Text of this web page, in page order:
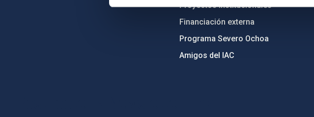
Proyectos institucionales
Financiación externa
Programa Severo Ochoa
Amigos del IAC